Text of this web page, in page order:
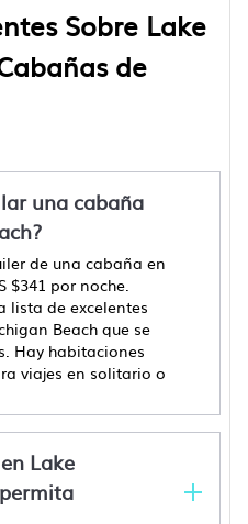
Sobre Lake
de
una cabaña
de una cabaña en
$341 por noche.
lista de excelentes
Beach que se
Hay habitaciones
viajes en solitario o
Lake